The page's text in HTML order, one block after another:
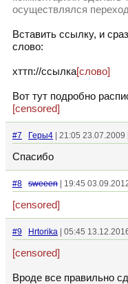
осуществлялся
Вставить ссылку, и
слово:
хттп://ссылка[слово]
Вот тут подробно
[censored]
#7 Геры4 | 21:05
Спасибо
#8 sweeen | 19:45
[censored]
#9 Hrtorika | 05:45
[censored]
Вроде все правильно